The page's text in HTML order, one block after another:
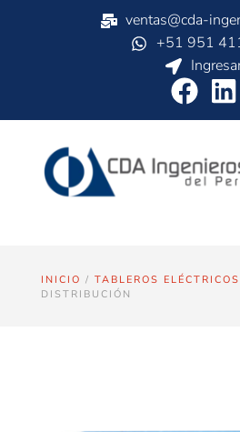
ventas@cda-
+51 951
INICIO / TABLEROS ELÉCTRICOS
DISTRIBUCIÓN